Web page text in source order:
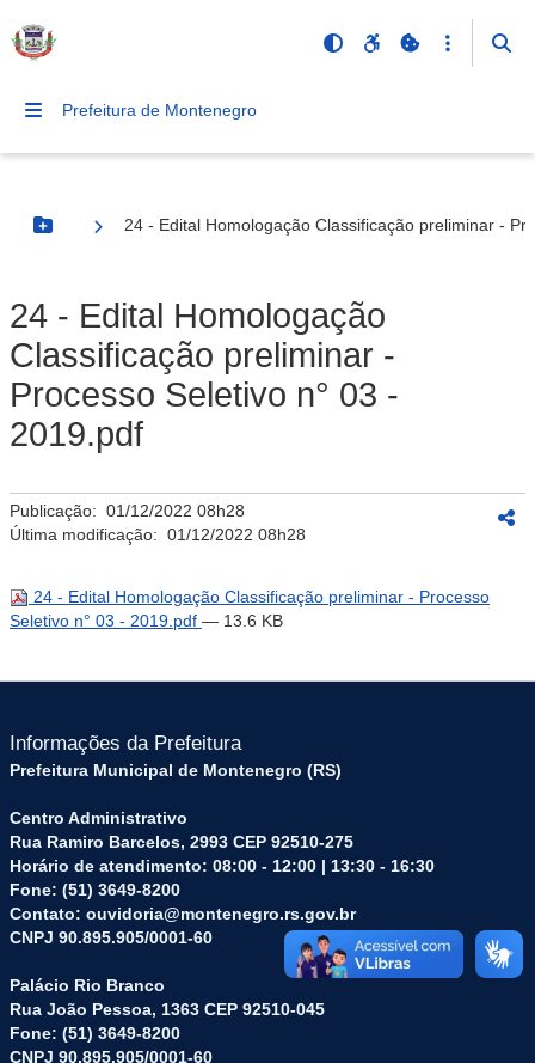
Prefeitura de Montenegro
Botão Menu
24 - Edital Homologação Classificação preliminar -
24 - Edital Homologação
Classificação preliminar -
Processo Seletivo n° 03 -
2019.pdf
Publicação: 01/12/2022 08h28
Última modificação: 01/12/2022 08h28
24 - Edital Homologação Classificação preliminar - Processo
Seletivo n° 03 - 2019.pdf — 13.6 KB
Informações da Prefeitura
Prefeitura Municipal de Montenegro (RS)
Centro Administrativo
Rua Ramiro Barcelos, 2993 CEP 92510-275
Horário de atendimento: 08:00 - 12:00 | 13:30 - 16:30
Fone: (51) 3649-8200
Contato: ouvidoria@montenegro.rs.gov.br
CNPJ 90.895.905/0001-60
Palácio Rio Branco
Rua João Pessoa, 1363 CEP 92510-045
Fone: (51) 3649-8200
CNPJ 90.895.905/0001-60